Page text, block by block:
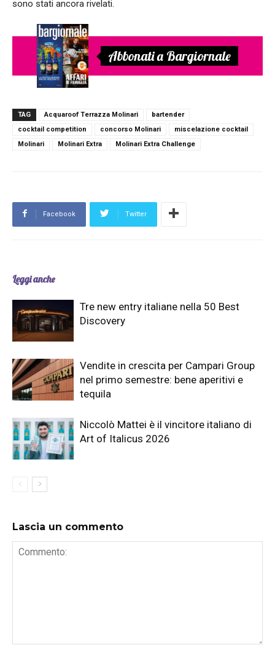
sono stati ancora rivelati.
Abbonati a Bargiornale
TAG Acquaroof Terrazza Molinari
bartender
cocktail competition
concorso Molinari
miscelazione cocktail
Molinari
Molinari Extra Molinari Extra Challenge
Facebook Twitter
Leggi anche
Tre new entry italiane nella 50 Best
Discovery
Vendite in crescita per Campari Group
nel primo semestre: bene aperitivi e
tequila
Niccolò Mattei è il vincitore italiano di
Art of Italicus 2026
Lascia un commento